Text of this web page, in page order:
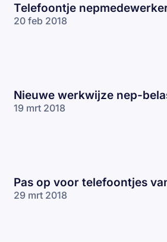
Telefoontje
20 feb 2018
Nieuwe werkwijze nep-
19 mrt 2018
Pas op voor telefoontjes
29 mrt 2018